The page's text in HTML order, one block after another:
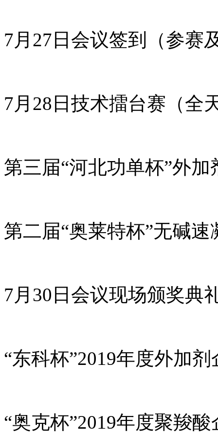
7月27日会议签到（参赛
7月28日技术擂台赛（全
第三届“河北功单杯”外
第二届“奥莱特杯”无碱
7月30日会议现场颁奖典
“东科杯”2019年度外加
“奥克杯”2019年度聚羧